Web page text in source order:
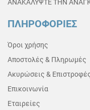
ΑΝΑΚΑΛΥΨΤΕ ΤΗΝ
ΠΛΗΡΟΦΟΡΙΕΣ
Όροι χρήσης
Αποστολές & Πληρωμές
Ακυρώσεις &
Επικοινωνία
Εταιρείες